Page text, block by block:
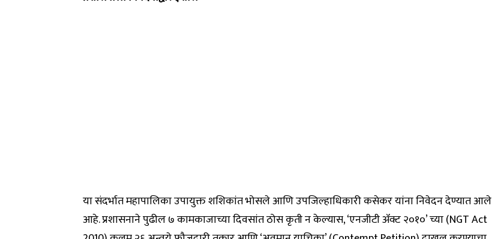
या संदर्भात महापालिका उपायुक्त शशिकांत भोसले आणि उपजिल्हाधिकारी कसेकर यांना निवेदन देण्यात आले
आहे. प्रशासनाने पुढील ७ कामकाजाच्या दिवसांत ठोस कृती न केल्यास, ‘एनजीटी ॲक्ट २०१०’ च्या (NGT Act